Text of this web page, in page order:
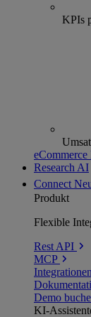
KPIs
eCommerce
Research AI
Connect
Produkt
Flexible
Rest API
MCP
Integrationen
Demo
KI-